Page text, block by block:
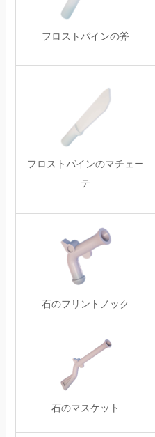
フロストパインの斧
フロストパインのマチェー
テ
石のフリントノック
石のマスケット